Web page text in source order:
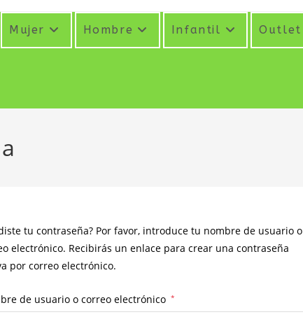
Mujer Hombre Infantil Outlet
tu contraseña? Por favor, introduce tu nombre de usuario o
electrónico. Recibirás un enlace para crear una contraseña
por correo electrónico.
de usuario o correo electrónico *Obligatorio